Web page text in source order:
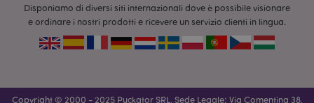
Disponiamo di diversi siti internazionali dove è possibile visionare
e ordinare i nostri prodotti e ricevere un servizio clienti in lingua.
Copyright © 2000 - 2025 Puckator SRL, Sede Legale: Via Comentina 38,